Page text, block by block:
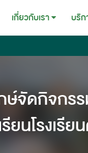
เกี่ยวกับเรา บริก
จัดกิจกรร
ยนโรงเรี